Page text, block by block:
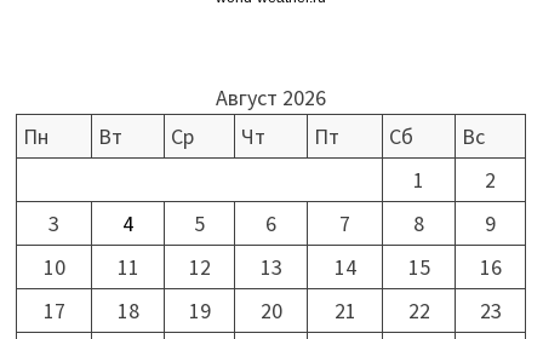
Август 2026
Пн
Вт Ср Чт Пт Сб
Вс
1
2
3
4 5 6 7 8
9
10
11 12 13 14 15
16
17
18 19 20 21 22
23